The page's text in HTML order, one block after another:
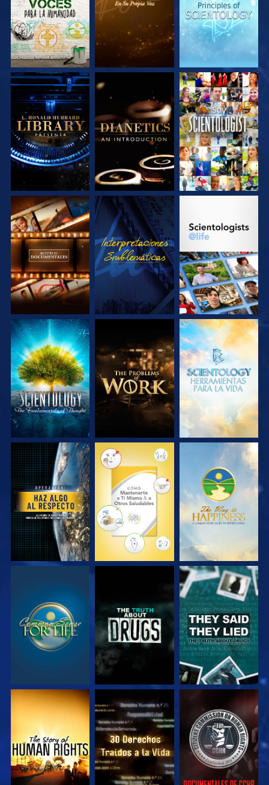
EXPLORA LAS
SERIES
EXPLORA LAS
SERIES
VE
EXPLORA LAS
SERIES
VE
EXPLORA LAS
EXPLORA LAS
SERIES
EXPLORA LAS
SERIES
EXPLORA LAS
SERIES
VE VE VE
VE VE
VE VE VE